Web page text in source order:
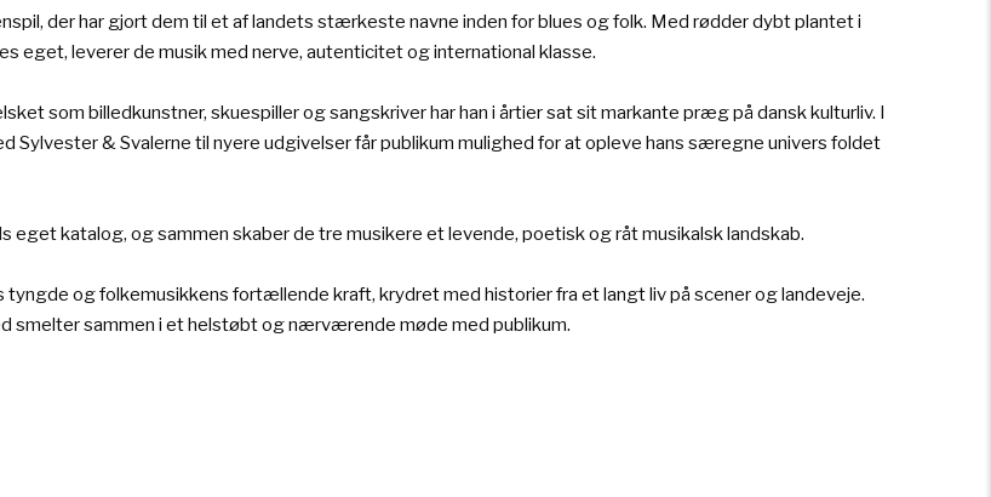
der har gjort dem til et af landets stærkeste navne inden for blues og folk. Med rødder dybt plantet i
eget, leverer de musik med nerve, autenticitet og international klasse.
som billedkunstner, skuespiller og sangskriver har han i årtier sat sit markante præg på dansk kulturliv. I
Sylvester & Svalerne til nyere udgivelser får publikum mulighed for at opleve hans særegne univers foldet
eget katalog, og sammen skaber de tre musikere et levende, poetisk og råt musikalsk landskab.
og folkemusikkens fortællende kraft, krydret med historier fra et langt liv på scener og landeveje.
smelter sammen i et helstøbt og nærværende møde med publikum.